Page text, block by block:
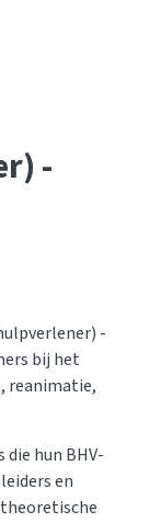
-
-
bij het
reanimatie,
hun BHV-
en